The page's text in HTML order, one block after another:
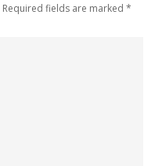
Required fields are marked *